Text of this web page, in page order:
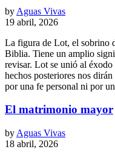
by Aguas Vivas
19 abril, 2026
La figura de Lot, el sobrino
Biblia. Tiene un amplio
revisar. Lot se unió al
hechos posteriores nos
por una fe personal ni por
El matrimonio mayor
by Aguas Vivas
18 abril, 2026